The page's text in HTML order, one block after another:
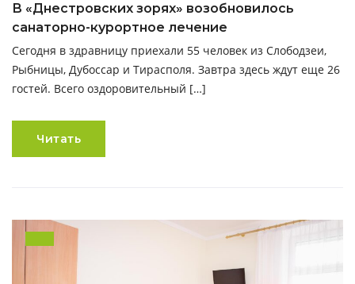
В «Днестровских зорях» возобновилось
санаторно-курортное лечение
Сегодня в здравницу приехали 55 человек из Слободзеи,
Рыбницы, Дубоссар и Тирасполя. Завтра здесь ждут еще 26
гостей. Всего оздоровительный […]
Читать